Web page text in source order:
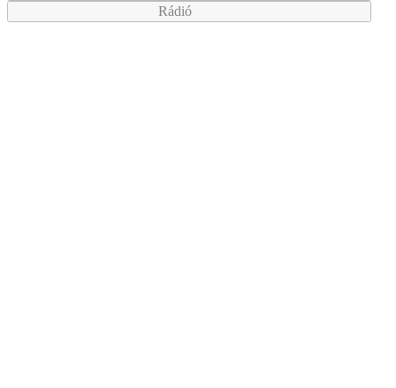
Rádió